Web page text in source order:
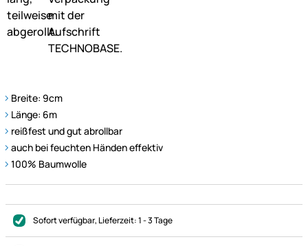
Breite: 9cm
Länge: 6m
reißfest und gut abrollbar
auch bei feuchten Händen effektiv
100% Baumwolle
Sofort verfügbar, Lieferzeit:1 - 3 Tage